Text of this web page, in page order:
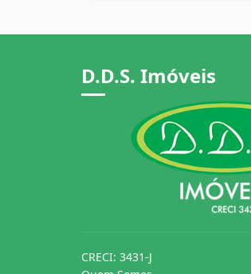
D.D.S. Imóveis
CRECI: 3431-J